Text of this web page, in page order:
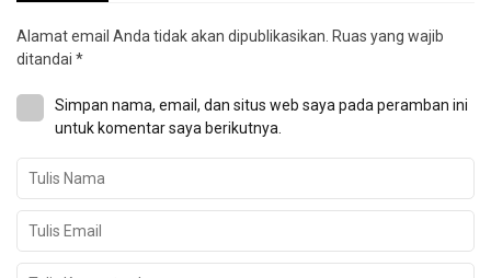
Alamat email Anda tidak akan dipublikasikan. Ruas yang wajib
ditandai *
Simpan nama, email, dan situs web saya pada peramban ini
untuk komentar saya berikutnya.